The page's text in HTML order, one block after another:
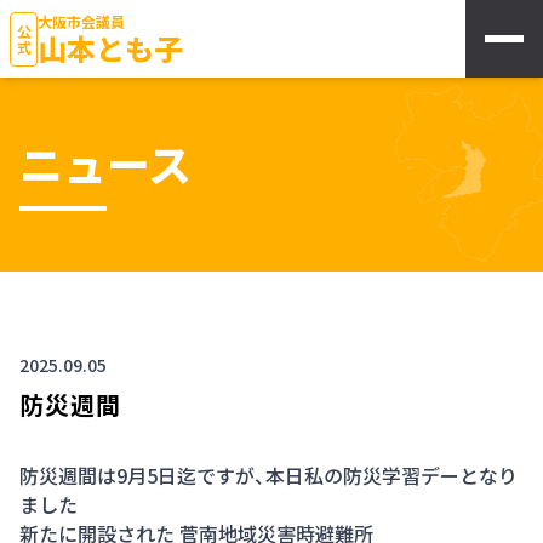
公式
大阪市会議員
山本とも子
ニュース
2025.09.05
防災週間
防災週間は9月5日迄ですが、本日私の防災学習デーとなり
ました
新たに開設された 菅南地域災害時避難所